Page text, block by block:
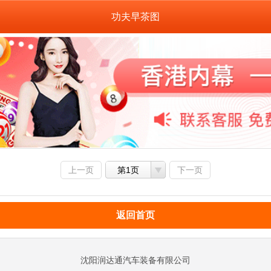
功夫早茶图
上一页 第1页 下一页
返回首页
沈阳润达通汽车装备有限公司